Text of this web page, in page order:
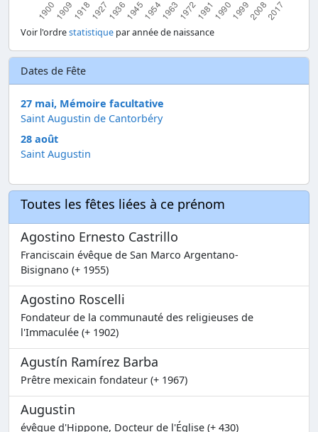
Voir l'ordrestatistique par année de naissance
Dates de Fête
27 mai, Mémoire facultative
Saint Augustin de Cantorbéry
28 août
Saint Augustin
Toutes les fêtes liées à ce prénom
Agostino Ernesto Castrillo
Franciscain évêque de San Marco Argentano-
Bisignano (+ 1955)
Agostino Roscelli
Fondateur de la communauté des religieuses de
l'Immaculée (+ 1902)
Agustín Ramírez Barba
Prêtre mexicain fondateur (+ 1967)
Augustin
évêque d'Hippone, Docteur de l'Église (+ 430)